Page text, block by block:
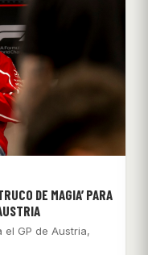
DE MAGIA’ PARA
GP de Austria,